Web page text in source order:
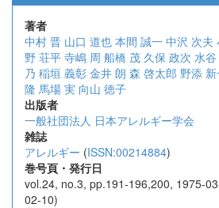
著者
中村 晋 山口 道也 本間 誠一 中沢 次夫
野 荘平 寺嶋 周 船橋 茂 久保 政次 水谷
乃 稲垣 義彰 金井 朗 森 啓太郎 野添
隆 馬場 実 向山 徳子
出版者
一般社団法人 日本アレルギー学会
雑誌
アレルギー (ISSN:00214884)
巻号頁・発行日
vol.24, no.3, pp.191-196,200, 1975-
02-10)